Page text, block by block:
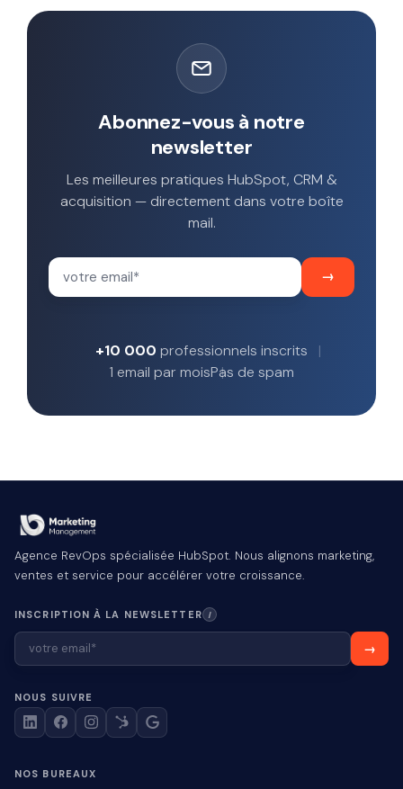
Abonnez-vous à notre
newsletter
Les meilleures pratiques HubSpot, CRM &
acquisition — directement dans votre boîte
mail.
+10 000 professionnels inscrits
1 email par moisPas de spam
Agence RevOps spécialisée HubSpot. Nous alignons marketing,
ventes et service pour accélérer votre croissance.
INSCRIPTION À LA NEWSLETTER I
NOUS SUIVRE
NOS BUREAUX